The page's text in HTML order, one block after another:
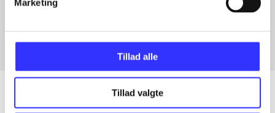
Marketing
Tillad alle
Tillad valgte
Fra